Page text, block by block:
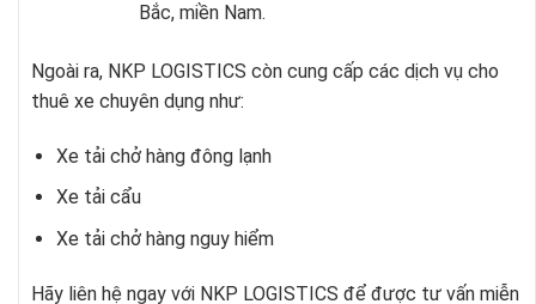
Bắc, miền Nam.
Ngoài ra, NKP LOGISTICS còn cung cấp các dịch vụ cho
thuê xe chuyên dụng như:
Xe tải chở hàng đông lạnh
Xe tải cẩu
Xe tải chở hàng nguy hiểm
Hãy liên hệ ngay với NKP LOGISTICS để được tư vấn miễn